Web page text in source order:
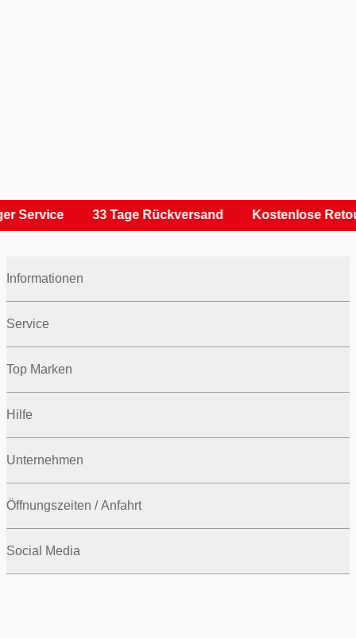
Service 33 Tage Rückversand Kostenlose
Informationen
Service
Top Marken
Hilfe
Unternehmen
Öffnungszeiten / Anfahrt
Social Media